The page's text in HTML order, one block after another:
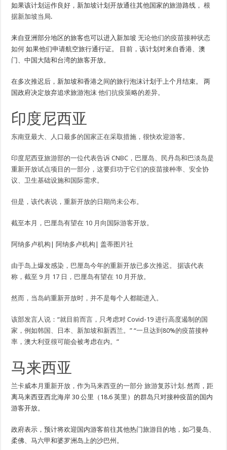
如果该计划运作良好，新加坡计划开放通往其他国家的旅游路线，根
据新加坡当局.
来自亚洲部分地区的旅客也可以进入新加坡无论他们的疫苗接种状态
如何 如果他们申请航空旅行通行证。 目前，该计划对来自香港、澳
门、中国大陆和台湾的旅客开放。
在多次推迟后，新加坡和香港之间的旅行泡沫计划于上个月结束。 两
国政府决定放弃追求旅游泡沫他们抗疫策略的差异。
印度尼西亚
东南亚最大、人口最多的国家正在采取措施，很快欢迎游客。
印度尼西亚旅游部的一位代表告诉 CNBC，巴厘岛、民丹岛和巴淡岛是
重新开放试点项目的一部分，这要归功于它们的疫苗接种率、安全协
议、卫生基础设施和国际需求。
但是，该代表说，重新开放的日期尚未公布。
截至本月，巴厘岛有望在 10 月向国际游客开放。
阿纳多卢机构| 阿纳多卢机构| 盖蒂图片社
由于岛上爆发感染，巴厘岛今年的重新开放已多次推迟。 据该代表
称，截至 9 月 17 日，巴厘岛有望在 10 月开放。
然而，当岛屿重新开放时，并不是每个人都能进入。
该部发言人说：“就目前而言，只考虑对 Covid-19 进行高度遏制的国
家，例如韩国、日本、新加坡和新西兰。” “一旦达到80%的疫苗接种
率，澳大利亚很可能会被考虑在内。”
马来西亚
兰卡威本月重新开放，作为马来西亚的一部分旅游复苏计划 . 然而，距
离马来西亚西北海岸 30 公里（18.6 英里）的群岛只对接种疫苗的国内
游客开放。
政府表示，预计将欢迎国内游客前往其他热门旅游目的地，如刁曼岛、
柔佛、马六甲和婆罗洲岛上的沙巴州。